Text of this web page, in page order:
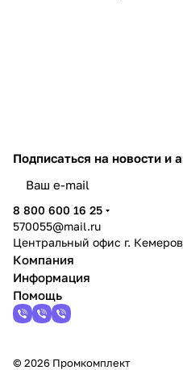
Подписаться на новости и
8 800 600 16 25
570055@mail.ru
Центральный офис г.
Компания
Информация
Помощь
© 2026 Промкомплект